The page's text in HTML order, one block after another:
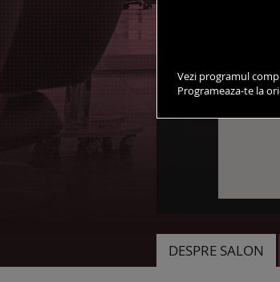
DESPRE SALON
Vezi programul
Programeaza-te la